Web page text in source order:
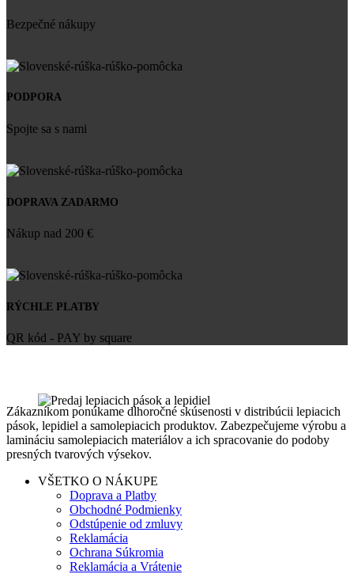
Bezpečné nákupy
PODPORA
Spojte sa s nami
DOPRAVA ZADARMO
Nákup nad 200 €
RÝCHLE PLATBY
QR kód - PAY by square
Zákazníkom ponúkame dlhoročné skúsenosti v distribúcii lepiacich
pások, lepidiel a samolepiacich produktov. Zabezpečujeme výrobu a
lamináciu samolepiacich materiálov a ich spracovanie do podoby
presných tvarových výsekov.
VŠETKO O NÁKUPE
Doprava a Platby
Obchodné Podmienky
Odstúpenie od zmluvy
Reklamácia
Ochrana Súkromia
Reklamácia a Vrátenie